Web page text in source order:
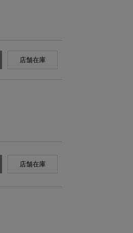
店舗在庫
店舗在庫